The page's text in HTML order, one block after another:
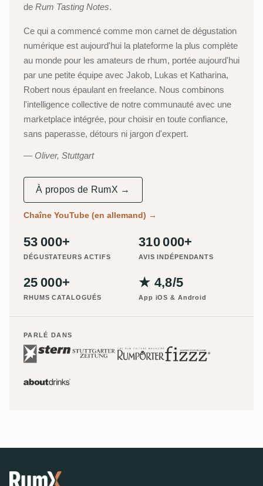
de Rum Tasting Notes.
Ce qui a commencé comme mon carnet de dégustation
numérique est aujourd'hui la plateforme la plus complète
au monde pour les amateurs de rhum, portée aujourd'hui
par une petite équipe avec Jakob, Lukas et Katharina,
Robert nous épaulant en freelance. Nous combinons
l'intelligence collective de notre communauté avec une
marketplace intégrée, pour choisir en toute confiance,
sans paperasse, détours ni jargon d'expert.
Oliver, Stuttgart
À propos de RumX →
Chaîne YouTube (en allemand) →
53 000+
DÉGUSTATEURS ACTIFS
310 000+
AVIS INDÉPENDANTS
25 000+
RHUMS CATALOGUÉS
★ 4,8/5
App iOS & Android
PARLÉ DANS